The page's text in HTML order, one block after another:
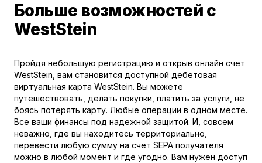
Больше возможностей с
WestStein
Пройдя небольшую регистрацию и открыв онлайн счет
WestStein, вам становится доступной дебетовая
виртуальная карта WestStein. Вы можете
путешествовать, делать покупки, платить за услуги, не
боясь потерять карту. Любые операции в одном месте.
Все ваши финансы под надежной защитой. И, совсем
неважно, где вы находитесь территориально,
перевести любую сумму на счет SEPA получателя
можно в любой момент и где угодно. Вам нужен доступ